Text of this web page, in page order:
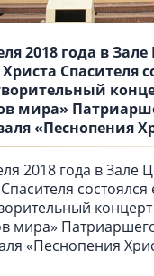
2018 года в
Спасителя
мира»
«Песнопения
2018 года в
мира»
«Песнопения